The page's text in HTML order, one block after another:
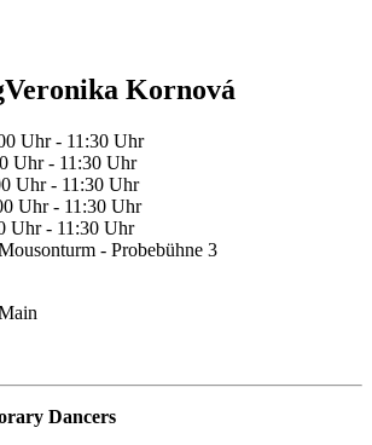
Veronika Kornová
Uhr - 11:30 Uhr
Uhr - 11:30 Uhr
Uhr - 11:30 Uhr
Uhr - 11:30 Uhr
Uhr - 11:30 Uhr
- Probebühne 3
Dancers